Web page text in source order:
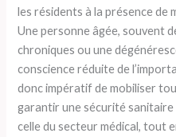
les résidents à la présence de
Une personne âgée, souvent
chroniques ou une
conscience réduite de
donc impératif de mobiliser
garantir une sécurité
celle du secteur médical, tout